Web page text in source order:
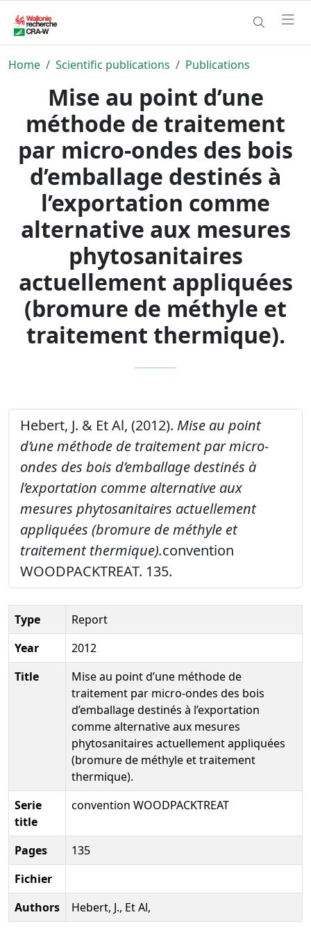
Home Scientific publications Publications
Mise au point d’une
méthode de traitement
par micro-ondes des bois
d’emballage destinés à
l’exportation comme
alternative aux mesures
phytosanitaires
actuellement appliquées
(bromure de méthyle et
traitement thermique).
Hebert, J. & Et Al, (2012). Mise au point
d’une méthode de traitement par micro-
ondes des bois d’emballage destinés à
l’exportation comme alternative aux
mesures phytosanitaires actuellement
appliquées (bromure de méthyle et
traitement thermique).convention
WOODPACKTREAT. 135.
Type
Report
Year
2012
Title
Mise au point d’une méthode de
traitement par micro-ondes des bois
d’emballage destinés à l’exportation
comme alternative aux mesures
phytosanitaires actuellement appliquées
(bromure de méthyle et traitement
thermique).
Serie
title
convention WOODPACKTREAT
Pages
135
Fichier
Authors
Hebert, J., Et Al,